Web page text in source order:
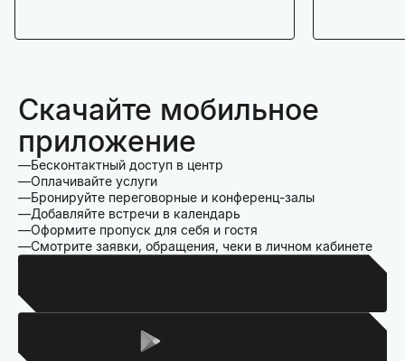
Скачайте мобильное
приложение
Бесконтактный доступ в центр
Оплачивайте услуги
Бронируйте переговорные и конференц-залы
Добавляйте встречи в календарь
Оформите пропуск для себя и гостя
Смотрите заявки, обращения, чеки в личном кабинете